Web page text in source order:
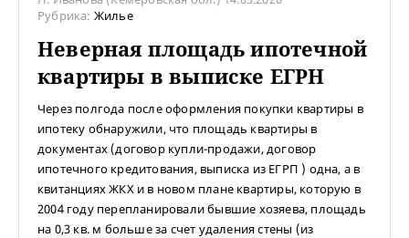
Рубрика: Жилье
Неверная площадь ипотечной
квартиры в выписке ЕГРН
Через полгода после оформления покупки квартиры в
ипотеку обнаружили, что площадь квартиры в
документах (договор купли-продажи, договор
ипотечного кредитования, выписка из ЕГРП ) одна, а в
квитанциях ЖКХ и в новом плане квартиры, которую в
2004 году перепланировали бывшие хозяева, площадь
на 0,3 кв. м больше за счет удаления стены (из